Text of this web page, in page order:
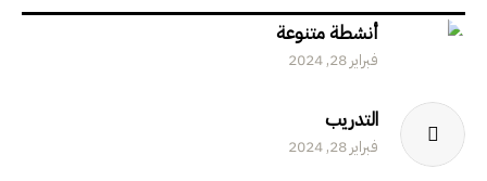
أنشطة متنوعة
فبراير 28, 2024
التدريب
فبراير 28, 2024